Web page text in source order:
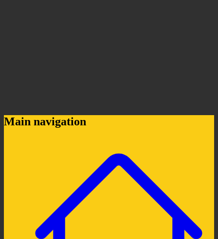
Main navigation